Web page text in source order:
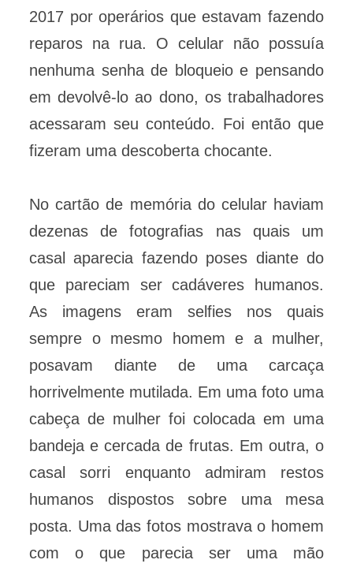
2017 por operários que estavam fazendo
reparos na rua. O celular não possuía
nenhuma senha de bloqueio e pensando
em devolvê-lo ao dono, os trabalhadores
acessaram seu conteúdo. Foi então que
fizeram uma descoberta chocante.
No cartão de memória do celular haviam
dezenas de fotografias nas quais um
casal aparecia fazendo poses diante do
que pareciam ser cadáveres humanos.
As imagens eram selfies nos quais
sempre o mesmo homem e a mulher,
posavam diante de uma carcaça
horrivelmente mutilada. Em uma foto uma
cabeça de mulher foi colocada em uma
bandeja e cercada de frutas. Em outra, o
casal sorri enquanto admiram restos
humanos dispostos sobre uma mesa
posta. Uma das fotos mostrava o homem
com o que parecia ser uma mão